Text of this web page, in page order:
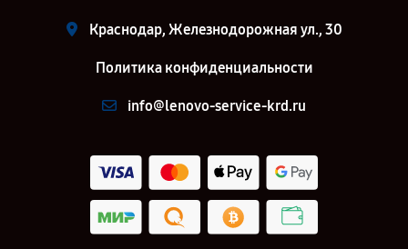
Краснодар, Железнодорожная ул., 30
Политика конфиденциальности
info@lenovo-service-krd.ru